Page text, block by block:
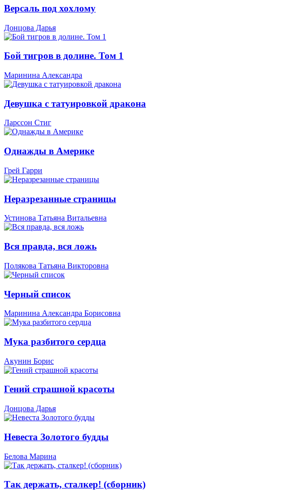
Версаль под хохлому
Донцова Дарья
Бой тигров в долине. Том 1
Маринина Александра
Девушка с татуировкой дракона
Ларссон Стиг
Однажды в Америке
Грей Гарри
Неразрезанные страницы
Устинова Татьяна Витальевна
Вся правда, вся ложь
Полякова Татьяна Викторовна
Черный список
Маринина Александра Борисовна
Мука разбитого сердца
Акунин Борис
Гений страшной красоты
Донцова Дарья
Невеста Золотого будды
Белова Марина
Так держать, сталкер! (сборник)